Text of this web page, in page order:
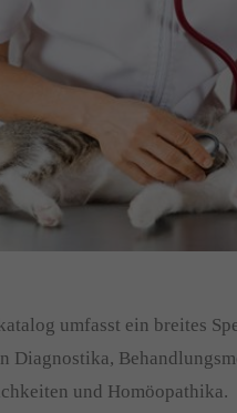
umfasst ein breites
Diagnostika,
und Homöopathika.